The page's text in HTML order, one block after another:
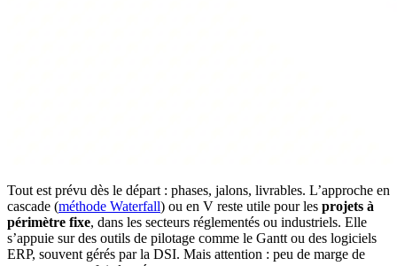
Tout est prévu dès le départ : phases, jalons, livrables. L’approche en
cascade (méthode Waterfall) ou en V reste utile pour les projets à
périmètre fixe, dans les secteurs réglementés ou industriels. Elle
s’appuie sur des outils de pilotage comme le Gantt ou des logiciels
ERP, souvent gérés par la DSI. Mais attention : peu de marge de